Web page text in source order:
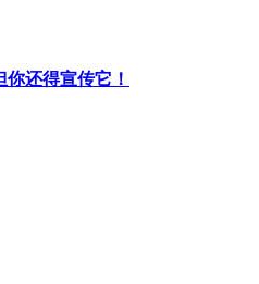
还得宣传它！